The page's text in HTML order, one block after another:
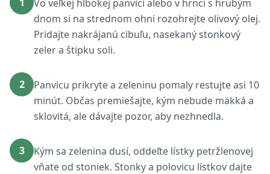
Vo veľkej hlbokej panvici alebo v hrnci s hrubým
dnom si na strednom ohni rozohrejte olivový olej.
Pridajte nakrájanú cibuľu, nasekaný stonkový
zeler a štipku soli.
2
Panvicu prikryte a zeleninu pomaly restujte asi 10
minút. Občas premiešajte, kým nebude mäkká a
sklovitá, ale dávajte pozor, aby nezhnedla.
3
Kým sa zelenina dusí, oddeľte lístky petržlenovej
vňate od stoniek. Stonky a polovicu lístkov dajte